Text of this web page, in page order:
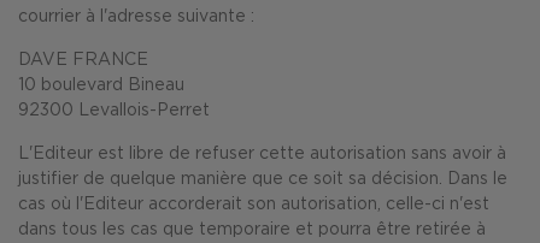
courrier à l'adresse suivante :
DAVE FRANCE
10 boulevard Bineau
92300 Levallois-Perret
L'Editeur est libre de refuser cette autorisation sans avoir à
justifier de quelque manière que ce soit sa décision. Dans le
cas où l'Editeur accorderait son autorisation, celle-ci n'est
dans tous les cas que temporaire et pourra être retirée à